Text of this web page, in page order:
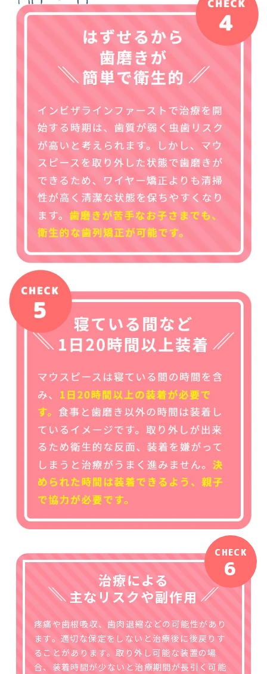
CHECK
6
治療による
主なリスクや副作用
疼痛や歯根吸収、歯肉退縮などの可能性があり
ます。適切な保定をしないと治療後に後戻りす
ることがあります。取り外し可能な装置の場
合、装着時間が少ないと治療期間が長引く可能